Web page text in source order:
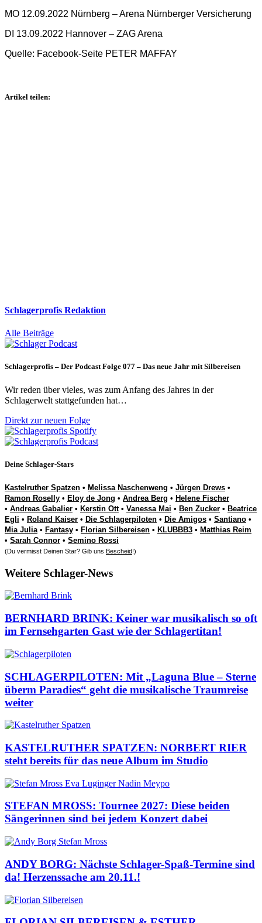
MO 12.09.2022 Nürnberg – Arena Nürnberger Versicherung
DI 13.09.2022 Hannover – ZAG Arena
Quelle: Facebook-Seite PETER MAFFAY
Artikel teilen:
Schlagerprofis Redaktion
Alle Beiträge
Schlagerprofis – Der Podcast Folge 077 – Das neue Jahr mit Silbereisen
Wir reden über vieles, was zum Anfang des Jahres in der
Schlagerwelt stattgefunden hat…
Direkt zur neuen Folge
Deine Schlager-Stars
Kastelruther Spatzen • Melissa Naschenweng • Jürgen Drews •
Ramon Roselly • Eloy de Jong • Andrea Berg • Helene Fischer
• Andreas Gabalier • Kerstin Ott• Vanessa Mai • Ben Zucker • Beatrice
Egli • Roland Kaiser • Die Schlagerpiloten • Die Amigos • Santiano •
Mia Julia• Fantasy • Florian Silbereisen • KLUBBB3 • Matthias Reim
• Sarah Connor • Semino Rossi
(Du vermisst Deinen Star? Gib uns Bescheid!)
Weitere Schlager-News
BERNHARD BRINK: Keiner war musikalisch so oft
im Fernsehgarten Gast wie der Schlagertitan!
SCHLAGERPILOTEN: Mit „Laguna Blue – Sterne
überm Paradies“ geht die musikalische Traumreise
weiter
KASTELRUTHER SPATZEN: NORBERT RIER
steht bereits für das neue Album im Studio
STEFAN MROSS: Tournee 2027: Diese beiden
Sängerinnen sind bei jedem Konzert dabei
ANDY BORG: Nächste Schlager-Spaß-Termine sind
da! Herzenssache am 20.11.!